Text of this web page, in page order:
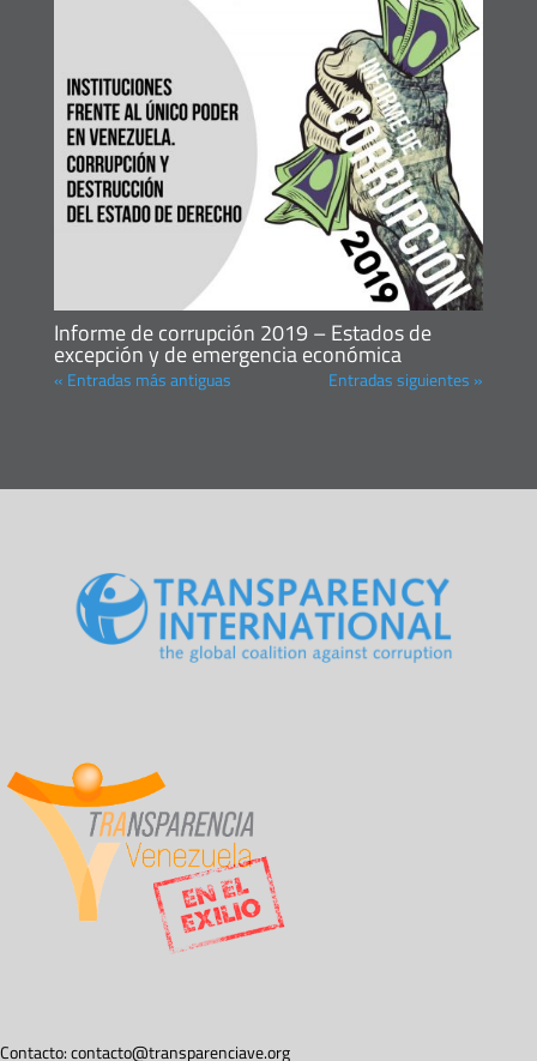
Informe de corrupción 2019 – Estados de
excepción y de emergencia económica
« Entradas más antiguas Entradas siguientes »
Contacto:contacto@transparenciave.org